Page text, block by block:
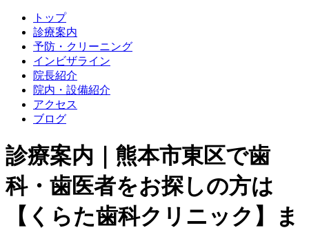
トップ
診療案内
予防・クリーニング
インビザライン
院長紹介
院内・設備紹介
アクセス
ブログ
診療案内｜熊本市東区で歯
科・歯医者をお探しの方は
【くらた歯科クリニック】ま